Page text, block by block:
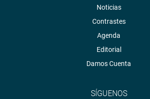
Noticias
Contrastes
Agenda
Editorial
Damos Cuenta
SÍGUENOS